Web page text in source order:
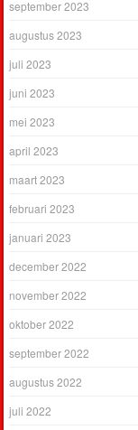
september 2023
augustus 2023
juli 2023
juni 2023
mei 2023
april 2023
maart 2023
februari 2023
januari 2023
december 2022
november 2022
oktober 2022
september 2022
augustus 2022
juli 2022